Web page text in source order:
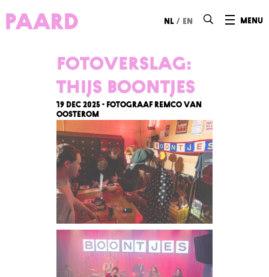
menu
nl / en
Fotoverslag:
Thijs Boontjes
19 dec 2025 - Fotograaf Remco van
Oosterom